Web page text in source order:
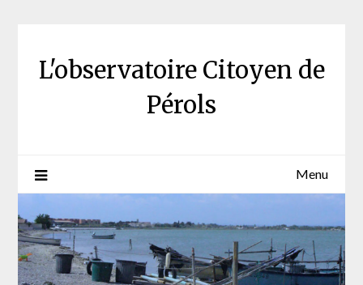
L'observatoire Citoyen de
Pérols
Menu